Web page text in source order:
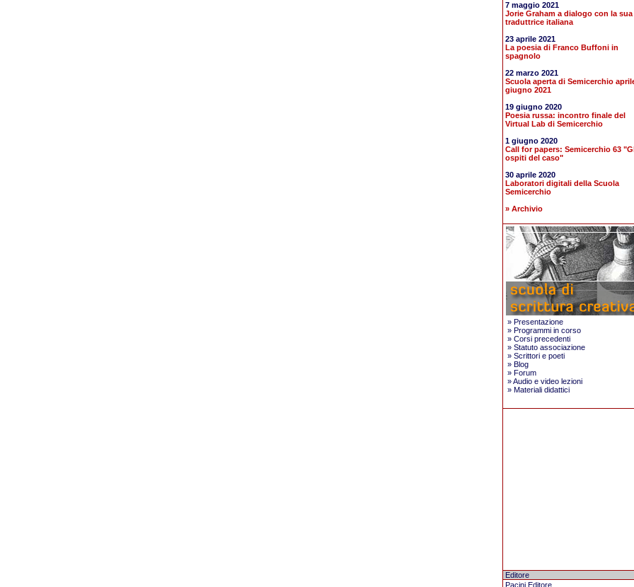
7 maggio 2021
Jorie Graham a dialogo con la sua
traduttrice italiana
23 aprile 2021
La poesia di Franco Buffoni in
spagnolo
22 marzo 2021
Scuola aperta di Semicerchio
giugno 2021
19 giugno 2020
Poesia russa: incontro finale del
Virtual Lab di Semicerchio
1 giugno 2020
Call for papers: Semicerchio 63
ospiti del caso"
30 aprile 2020
Laboratori digitali della Scuola
Semicerchio
» Archivio
» Presentazione
» Programmi in corso
» Corsi precedenti
» Statuto associazione
» Scrittori e poeti
» Blog
» Forum
»Audio e video lezioni
» Materiali didattici
Editore
Pacini Editore